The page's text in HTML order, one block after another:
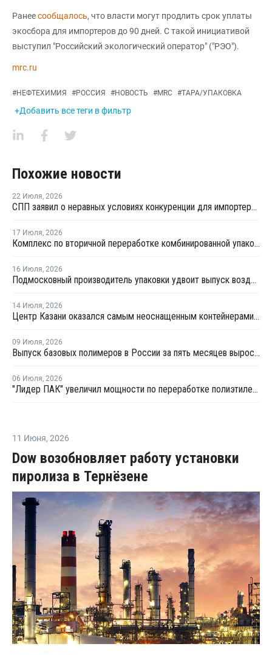
Ранеесообщалось, что власти могут продлить срок уплаты
экосбора для импортеров до 90 дней. С такой инициативой
выступил "Российский экологический оператор" ("РЭО").
mrc.ru
#НЕФТЕХИМИЯ #РОССИЯ #НОВОСТЬ #MRC #ТАРА/УПАКОВКА
+Добавить все теги в фильтр
Похожие новости
22 Июля, 2026
СПП заявил о неравных условиях конкуренции для импортеров полимерной упаковки в рамках российского РОП
17 Июля, 2026
Комплекс по вторичной переработке комбинированной упаковки запущен в Челябинске
16 Июля, 2026
Подмосковный производитель упаковки удвоит выпуск воздушно-пузырчатой пленки до 30 млн кв. метров в год
14 Июля, 2026
Центр Казани оказался самым неоснащенным контейнерами раздельного сбора отходов
09 Июля, 2026
Выпуск базовых полимеров в России за пять месяцев вырос на 3,8%
06 Июля, 2026
"Лидер ПАК" увеличил мощности по переработке полиэтилена
11 Июня, 2026
Dow возобновляет работу установки
пиролиза в Тернёзене